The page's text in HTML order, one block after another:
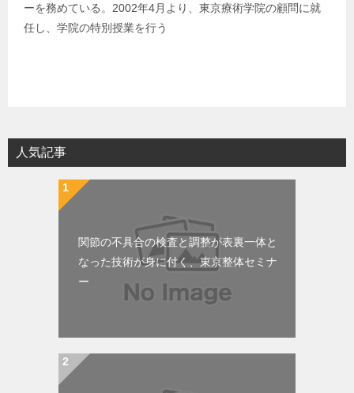
ーを務めている。2002年4月より、東京療術学院の顧問に就
任し、学院の特別授業を行う
人気記事
関節の不具合の検査と調整が表裏一体と
なった技術が身に付く、東京整体セミナ
ー